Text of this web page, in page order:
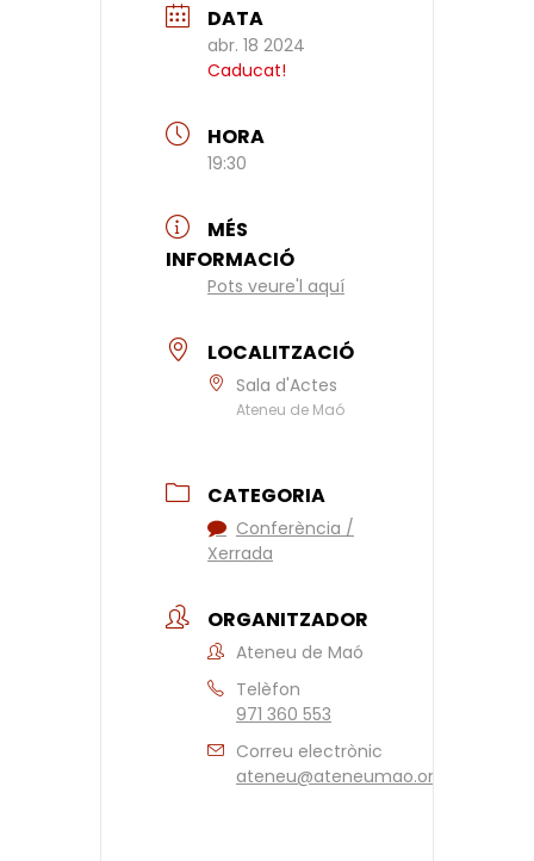
DATA
abr. 18 2024
Caducat!
HORA
19:30
MÉS
INFORMACIÓ
Pots veure'l aquí
LOCALITZACIÓ
Sala d'Actes
Ateneu de Maó
CATEGORIA
Conferència /
Xerrada
ORGANITZADOR
Ateneu de Maó
Telèfon
971 360 553
Correu electrònic
ateneu@ateneumao.org